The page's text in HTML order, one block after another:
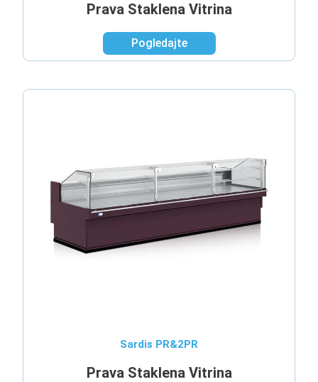
Prava Staklena Vitrina
Pogledajte
Sardis PR&2PR
Prava Staklena Vitrina